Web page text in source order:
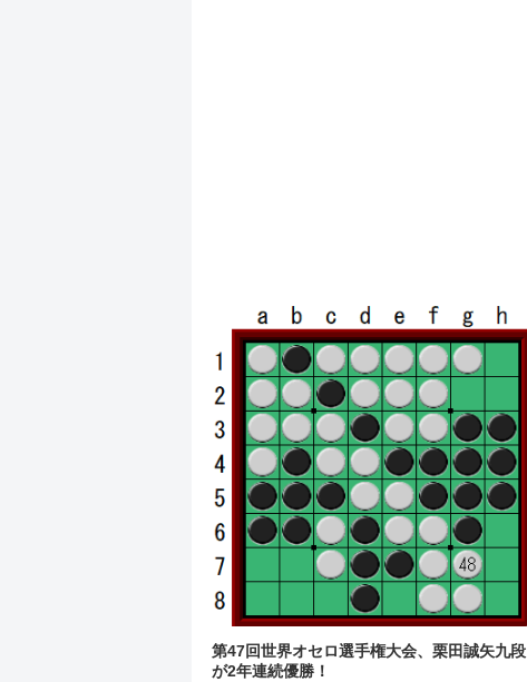
第47回世界オセロ選手権大会、栗田誠矢九段
が2年連続優勝！